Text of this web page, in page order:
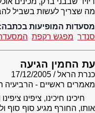
מה שצריך לעשות בשביל
מסעדות המופיעות בכתבה:
סנדר מפגש רקפת המסעדה
עת החמין הגיעה
כנרת הראל
17/12/2005
מאמרים ראשיים - הרביעיה
חיכינו חיכינו, ציפינו
אותו, החורף מגיע סוף סוף